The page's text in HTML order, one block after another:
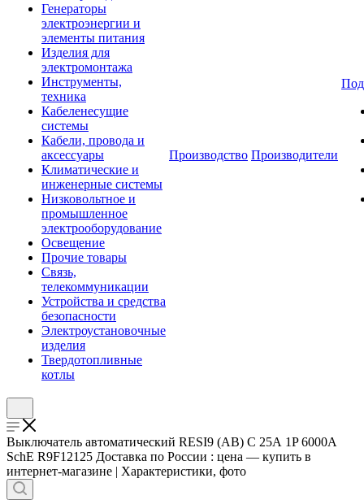
Генераторы
электроэнергии и
элементы питания
Изделия для
электромонтажа
Инструменты,
техника
Кабеленесущие
системы
Кабели, провода и
аксессуары
Климатические и
инженерные системы
Низковольтное и
промышленное
электрооборудование
Освещение
Прочие товары
Связь,
телекоммуникации
Устройства и средства
безопасности
Электроустановочные
изделия
Твердотопливные
котлы
Производство Производители
Выключатель автоматический RESI9 (АВ) С 25А 1P 6000А
SchE R9F12125 Доставка по России : цена — купить в
интернет-магазине | Характеристики, фото